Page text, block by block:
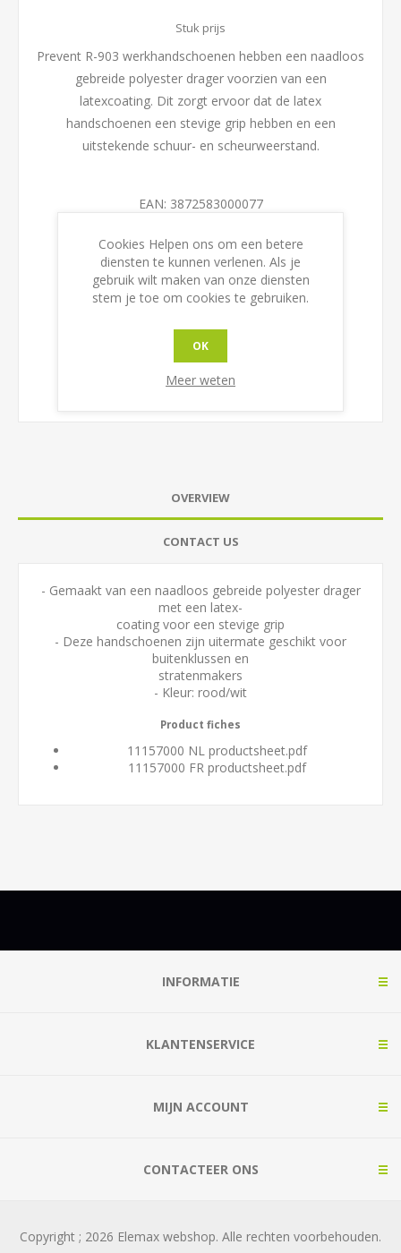
Stuk prijs
Prevent R-903 werkhandschoenen hebben een naadloos
gebreide polyester drager voorzien van een
latexcoating. Dit zorgt ervoor dat de latex
handschoenen een stevige grip hebben en een
uitstekende schuur- en scheurweerstand.
EAN: 3872583000077
Maat
OVERVIEW
CONTACT US
- Gemaakt van een naadloos gebreide polyester drager
met een latex-
coating voor een stevige grip
- Deze handschoenen zijn uitermate geschikt voor
buitenklussen en
stratenmakers
- Kleur: rood/wit
Product fiches
11157000 NL productsheet.pdf
11157000 FR productsheet.pdf
INFORMATIE
KLANTENSERVICE
MIJN ACCOUNT
CONTACTEER ONS
Copyright ; 2026 Elemax webshop. Alle rechten voorbehouden.
Cookies Helpen ons om een betere
diensten te kunnen verlenen. Als je
gebruik wilt maken van onze diensten
stem je toe om cookies te gebruiken.
OK
Meer weten